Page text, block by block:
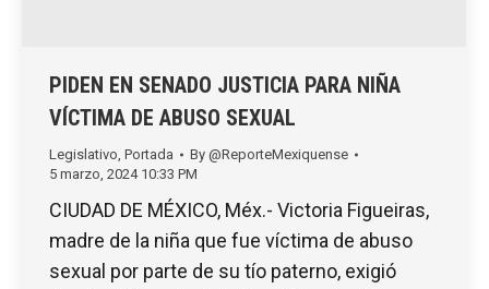
PIDEN EN SENADO JUSTICIA PARA NIÑA
VÍCTIMA DE ABUSO SEXUAL
Legislativo, Portada By @ReporteMexiquense
5 marzo, 2024 10:33 PM
CIUDAD DE MÉXICO, Méx.- Victoria Figueiras,
madre de la niña que fue víctima de abuso
sexual por parte de su tío paterno, exigió